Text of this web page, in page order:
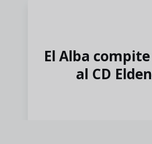
El Alba
al CD